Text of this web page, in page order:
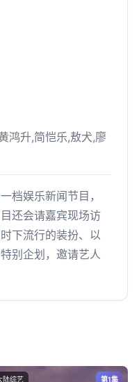
鸿升,简恺乐,敖犬,廖
档娱乐新闻节目，
还会请嘉宾现场访
下流行的装扮、以
别企划，邀请艺人
陆综艺 第1集